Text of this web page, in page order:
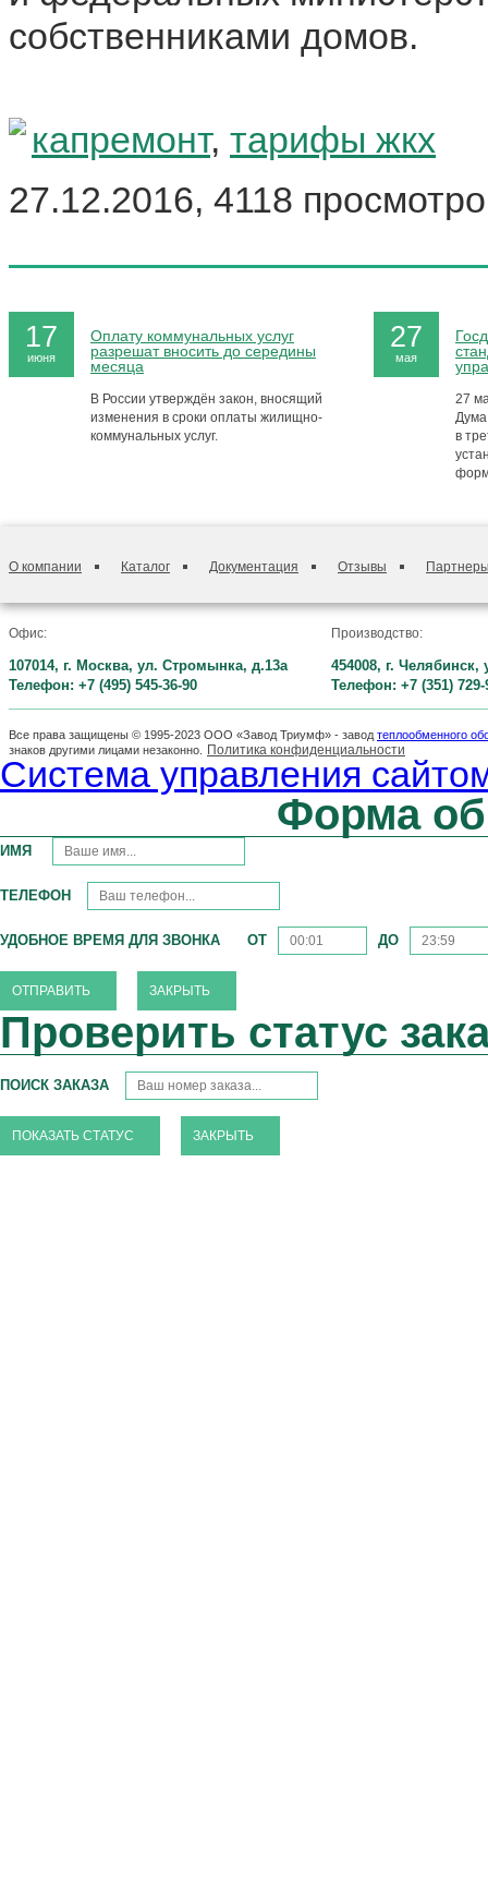
собственниками домов.
капремонт, тарифы жкх
27.12.2016, 4118
17
июня
Оплату коммунальных услуг
разрешат вносить до середины
месяца
В России утверждён закон, вносящий
изменения в сроки оплаты жилищно-
коммунальных услуг.
27
мая
27
в
О компании Каталог Документация Отзывы
Офис:
107014, г. Москва, ул. Стромынка, д.13а
Телефон: +7 (495) 545-36-90
Производство:
454008, г.
Телефон: +7 (351) 729-
Все права защищены © 1995-2023 ООО «Завод Триумф» - завод теплообменного
знаков другими лицами незаконно.
Политика конфиденциальности
Система управления
Форма
ИМЯ
ТЕЛЕФОН
УДОБНОЕ ВРЕМЯ ДЛЯ ЗВОНКА ОТ ДО
ЗАКРЫТЬ
Проверить статус
ПОИСК ЗАКАЗА
ЗАКРЫТЬ